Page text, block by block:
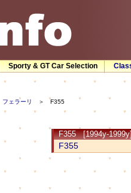
Sporty & GT Car Selection
フェラーリ ＞ F355
F355 [1994y-
F355